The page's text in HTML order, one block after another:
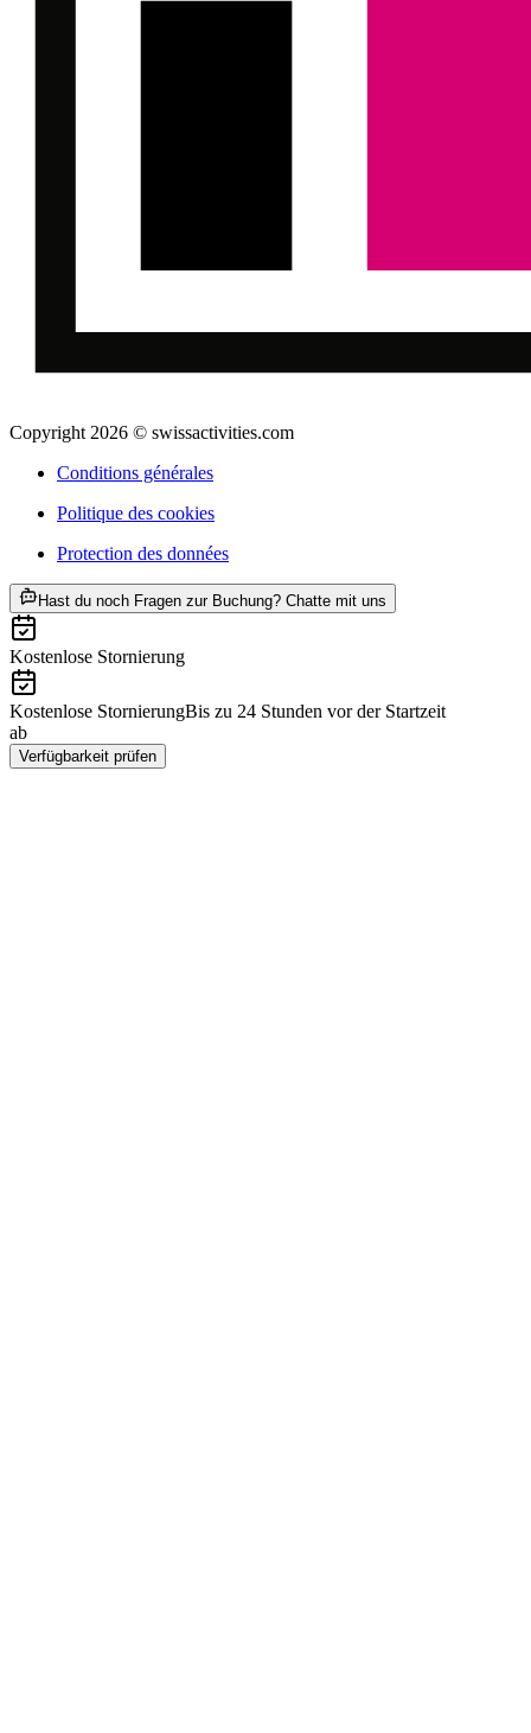
Copyright 2026 © swissactivities.com
Conditions générales
Politique des cookies
Protection des données
Hast du noch Fragen zur Buchung? Chatte mit uns
Kostenlose Stornierung
Kostenlose StornierungBis zu 24 Stunden vor der Startzeit
ab
Verfügbarkeit prüfen